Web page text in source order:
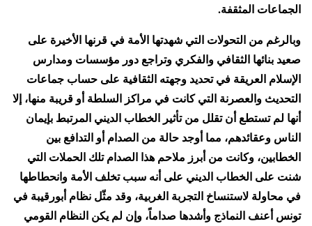
الجماعات المثقفة.
وبالرغم من التحولات التي شهدتها الأمة في قرنها الأخيرة على
صعيد بنائها الثقافي والفكري وتراجع دور مؤسسات ومدارس
الإسلام العريقة في تحديد وجهته الثقافية على حساب جماعات
التحديث والعصرنة التي كانت في مراكز السلطة أو قريبة منها، إلا
أنها لم تستطع أن تقلل من تأثير الخطاب الديني المرتبط بإيمان
الناس وعقائدهم، مما أوجد حالة من الصدام أو التدافع بين
الخطابين، وكانت من أبرز ملاحم هذا الصدام تلك الحملات التي
شنت على الخطاب الديني على أنه سبب تخلف الأمة وانحطاطها
في محاولة لاستنساخ التجربة الغربية، وقد مثّل نظام أبورقيبة في
تونس أعنف النماذج وأشدها صداماً، وإن لم يكن النظام القومي